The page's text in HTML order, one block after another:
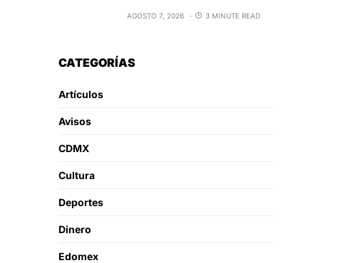
AGOSTO 7, 2026 3 MINUTE READ
CATEGORÍAS
Artículos
Avisos
CDMX
Cultura
Deportes
Dinero
Edomex